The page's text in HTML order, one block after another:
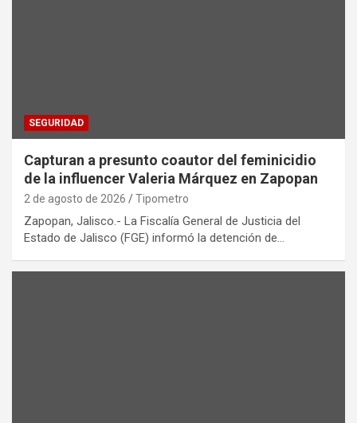
SEGURIDAD
Capturan a presunto coautor del feminicidio
de la influencer Valeria Márquez en Zapopan
2 de agosto de 2026 Tipometro
Zapopan, Jalisco.- La Fiscalía General de Justicia del
Estado de Jalisco (FGE) informó la detención de…